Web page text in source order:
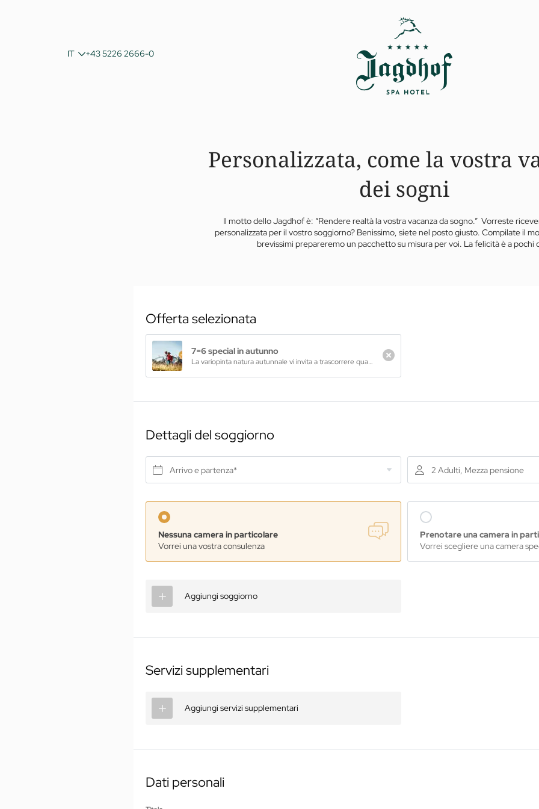
IT
DE
EN
+43 5226 2666-0
Personalizzata, come la vostra
dei sogni
Il motto dello Jagdhof è: “Rendere realtà la vostra vacanza da sogno.” Vorreste
personalizzata per il vostro soggiorno? Benissimo, siete nel posto giusto. Compilate il
brevissimi prepareremo un pacchetto su misura per voi. La felicità è a pochi
Offerta selezionata
7=6 special in autunno
La variopinta natura autunnale vi invita a trascorrere qualche rilassante giornata di vacanza tra le montagne tirolesi. I calmi giorni infrasettimanali sono l’ideale per godervi l’aria fresca dell’autunno, fare il pieno di energia con le escursioni o altre attività e poi rigenerarvi nella jSPA.
Dettagli del soggiorno
Arrivo e partenza* 2 Adulti, Mezza pensione
Nessuna camera in particolare
Vorrei una vostra consulenza
Prenotare una camera in
Vorrei scegliere una camera
Aggiungi soggiorno
Servizi supplementari
Aggiungi servizi supplementari
Dati personali